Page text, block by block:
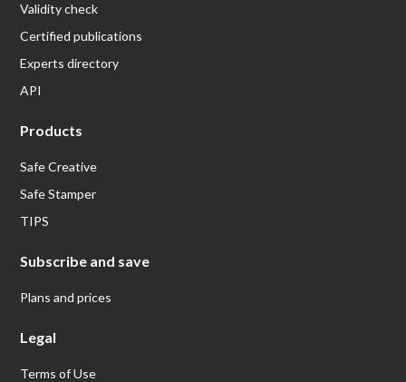
Validity check
Certified publications
Experts directory
API
Products
Safe Creative
Safe Stamper
TIPS
Subscribe and save
Plans and prices
Legal
Terms of Use